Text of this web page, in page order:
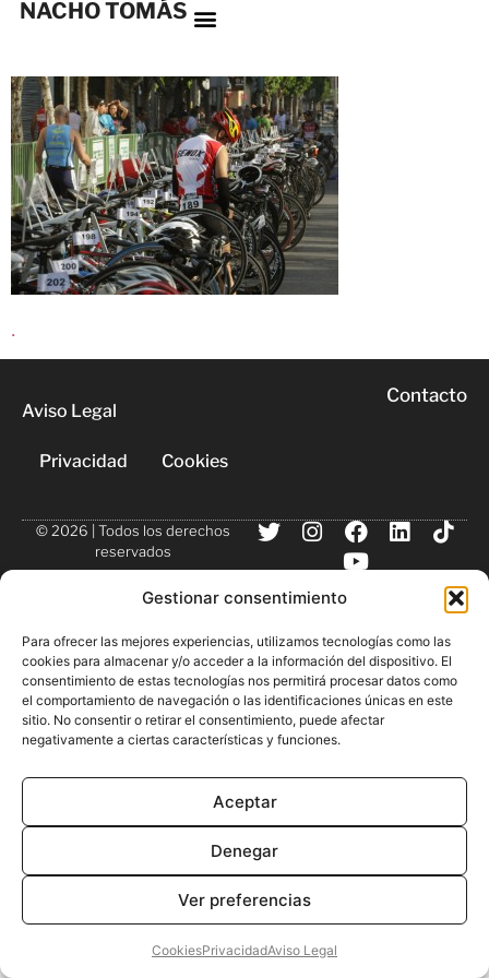
Gestionar consentimiento
Para ofrecer las mejores experiencias, utilizamos tecnologías como las
cookies para almacenar y/o acceder a la información del dispositivo. El
consentimiento de estas tecnologías nos permitirá procesar datos como
el comportamiento de navegación o las identificaciones únicas en este
sitio. No consentir o retirar el consentimiento, puede afectar
negativamente a ciertas características y funciones.
Aceptar
Denegar
Ver preferencias
CookiesPrivacidadAviso Legal
NACHO TOMÁS
.
Aviso Legal
Privacidad Cookies
Contacto
© 2026 | Todos los derechos
reservados